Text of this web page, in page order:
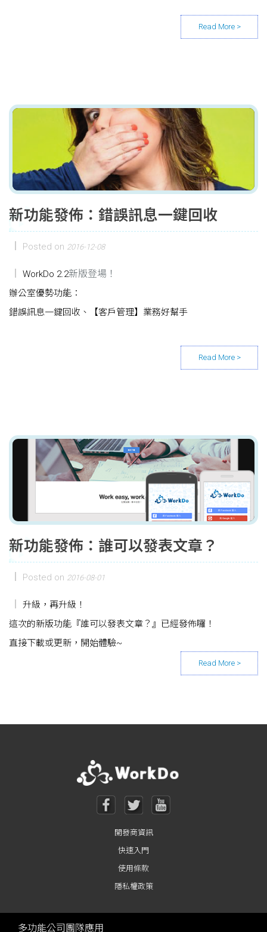
新功能發佈：錯誤訊息一鍵回收
Posted on 2016-12-08
WorkDo 2.2新版登場！
辦公室優勢功能：
錯誤訊息一鍵回收、【客戶管理】業務好幫手
新功能發佈：誰可以發表文章？
Posted on 2016-08-01
升級，再升級！
這次的新版功能『誰可以發表文章？』已經發佈囉！
直接下載或更新，開始體驗~
Posts navigation
開發商資訊
快速入門
使用條款
隱私權政策
多功能公司團隊應用